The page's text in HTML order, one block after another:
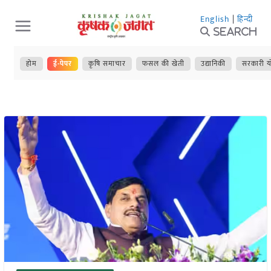
Skip
to
content
English | हिन्दी
Search
होम ई-पेपर कृषि समाचार फसल की खेती उद्यानिकी सरकारी